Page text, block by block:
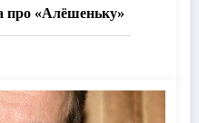
про «Алёшеньку»